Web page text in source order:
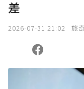
差
2026-07-31 21:02 旅